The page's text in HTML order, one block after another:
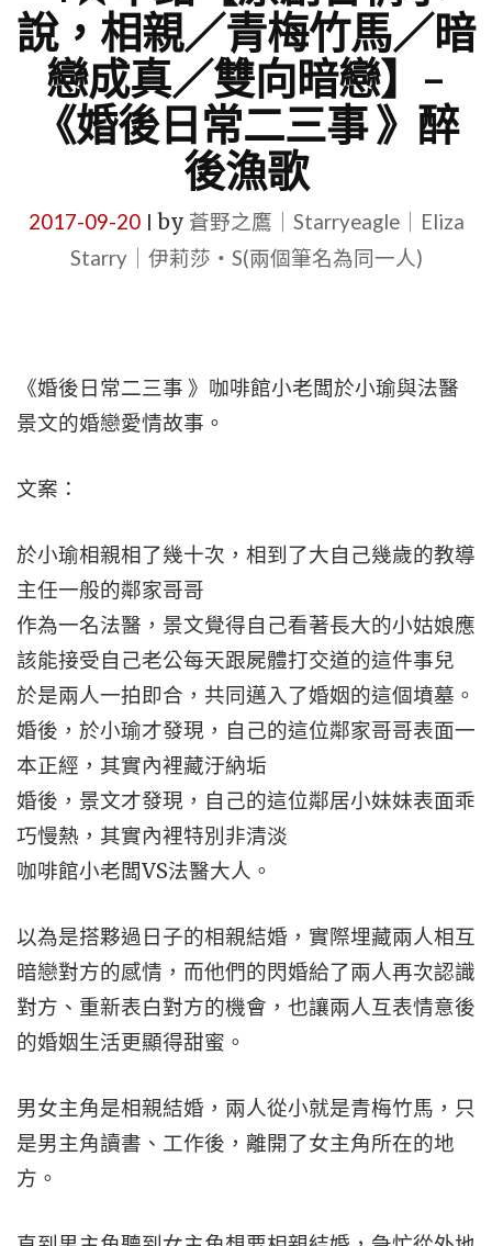
說，相親／青梅竹馬／暗
戀成真／雙向暗戀】–
《婚後日常二三事 》醉
後漁歌
2017-09-20| by 蒼野之鷹｜Starryeagle｜Eliza
Starry｜伊莉莎・S(兩個筆名為同一人)
《婚後日常二三事 》咖啡館小老闆於小瑜與法醫
景文的婚戀愛情故事。
文案：
於小瑜相親相了幾十次，相到了大自己幾歲的教導
主任一般的鄰家哥哥
作為一名法醫，景文覺得自己看著長大的小姑娘應
該能接受自己老公每天跟屍體打交道的這件事兒
於是兩人一拍即合，共同邁入了婚姻的這個墳墓。
婚後，於小瑜才發現，自己的這位鄰家哥哥表面一
本正經，其實內裡藏汙納垢
婚後，景文才發現，自己的這位鄰居小妹妹表面乖
巧慢熱，其實內裡特別非清淡
咖啡館小老闆VS法醫大人。
以為是搭夥過日子的相親結婚，實際埋藏兩人相互
暗戀對方的感情，而他們的閃婚給了兩人再次認識
對方、重新表白對方的機會，也讓兩人互表情意後
的婚姻生活更顯得甜蜜。
男女主角是相親結婚，兩人從小就是青梅竹馬，只
是男主角讀書、工作後，離開了女主角所在的地
方。